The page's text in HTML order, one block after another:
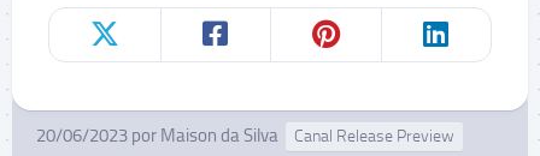
20/06/2023 por Maison da Silva
Canal Release Preview